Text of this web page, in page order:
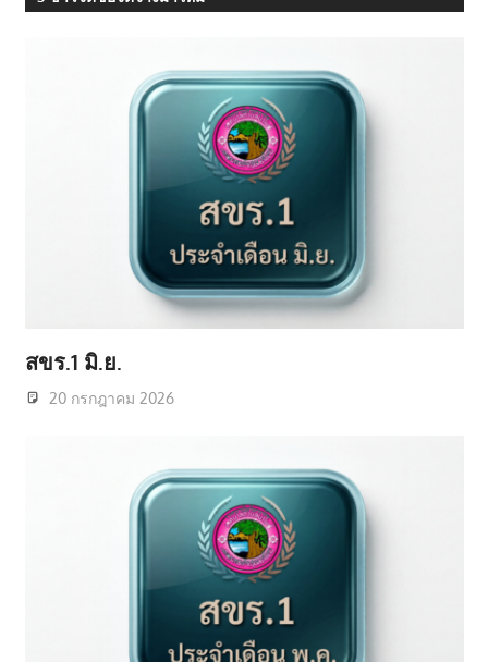
สขร.1 มิ.ย.
20 กรกฎาคม 2026